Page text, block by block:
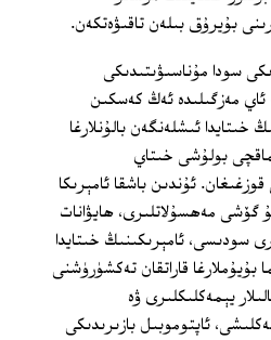
بۇيرۇق بىلەن تاقىۋەتكەن.
سودا مۇناسىۋىتىدىكى
ۋەزىيەت 2009 - يىلى 9 - ئاي مەزگىلىدە ئەڭ كەسكىن
خىتايدا ئىشلەنگەن بالۇنلارغا
قويماقچى بولۇشى خىتاي
ئۇندىن باشقا ئامېرىكا
گۆشى مەھسۇلاتلىرى، ھايۋانات
سودىسى، ئامېرىكىنىڭ خىتايدا
قاراتقان تەكشۈرۈشنى
يېمەكلىكلىرى ۋە
ئاپتوموبىل بازىرىدىكى